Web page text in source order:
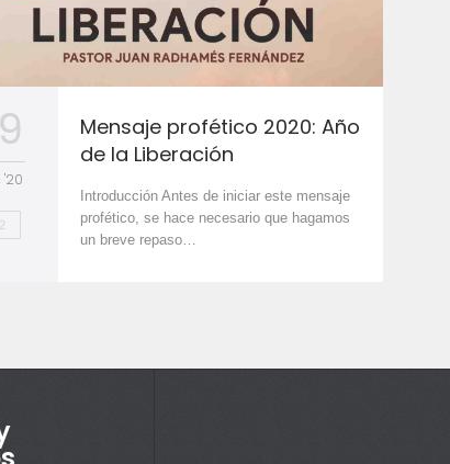
'20
2
Mensaje profético 2020: Año
de la Liberación
Introducción Antes de iniciar este mensaje
profético, se hace necesario que hagamos
un breve repaso…